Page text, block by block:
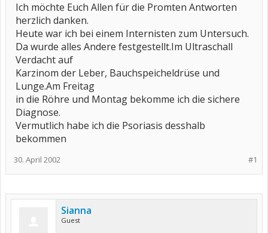
Ich möchte Euch Allen für die Promten Antworten
herzlich danken.
Heute war ich bei einem Internisten zum Untersuch.
Da wurde alles Andere festgestellt.Im Ultraschall
Verdacht auf
Karzinom der Leber, Bauchspeicheldrüse und
Lunge.Am Freitag
in die Röhre und Montag bekomme ich die sichere
Diagnose.
Vermutlich habe ich die Psoriasis desshalb
bekommen
#1
30. April 2002
Sianna
Guest